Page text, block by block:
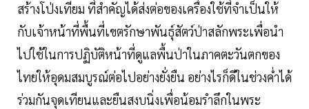
สร้างโป่งเทียม ที่สำคัญได้ส่งต่อของเครื่องใช้ที่จำเป็นให้
กับเจ้าหน้าที่พื้นที่เขตรักษาพันธุ์สัตว์ป่าสลักพระเพื่อนำ
ไปใช้ในการปฏิบัติหน้าที่ดูแลพื้นป่าในภาคตะวันตกของ
ไทยให้อุดมสมบูรณ์ต่อไปอย่างยั่งยืน อย่างไรก็ดีในช่วงค่ำได้
ร่วมกันจุดเทียนและยืนสงบนิ่งเพื่อน้อมรำลึกในพระ